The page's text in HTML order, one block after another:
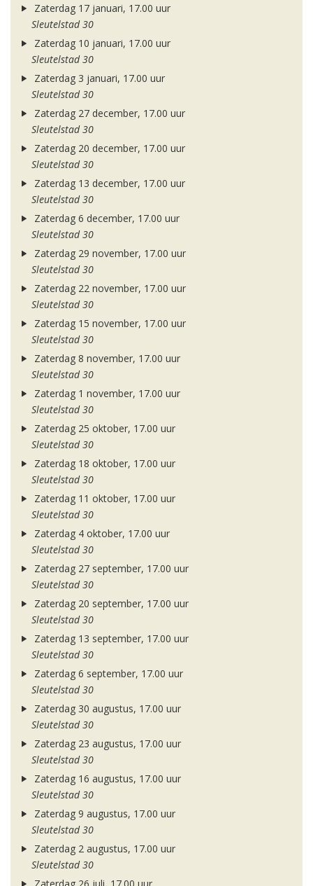
Zaterdag 17 januari, 17.00 uur
Sleutelstad 30
Zaterdag 10 januari, 17.00 uur
Sleutelstad 30
Zaterdag 3 januari, 17.00 uur
Sleutelstad 30
Zaterdag 27 december, 17.00 uur
Sleutelstad 30
Zaterdag 20 december, 17.00 uur
Sleutelstad 30
Zaterdag 13 december, 17.00 uur
Sleutelstad 30
Zaterdag 6 december, 17.00 uur
Sleutelstad 30
Zaterdag 29 november, 17.00 uur
Sleutelstad 30
Zaterdag 22 november, 17.00 uur
Sleutelstad 30
Zaterdag 15 november, 17.00 uur
Sleutelstad 30
Zaterdag 8 november, 17.00 uur
Sleutelstad 30
Zaterdag 1 november, 17.00 uur
Sleutelstad 30
Zaterdag 25 oktober, 17.00 uur
Sleutelstad 30
Zaterdag 18 oktober, 17.00 uur
Sleutelstad 30
Zaterdag 11 oktober, 17.00 uur
Sleutelstad 30
Zaterdag 4 oktober, 17.00 uur
Sleutelstad 30
Zaterdag 27 september, 17.00 uur
Sleutelstad 30
Zaterdag 20 september, 17.00 uur
Sleutelstad 30
Zaterdag 13 september, 17.00 uur
Sleutelstad 30
Zaterdag 6 september, 17.00 uur
Sleutelstad 30
Zaterdag 30 augustus, 17.00 uur
Sleutelstad 30
Zaterdag 23 augustus, 17.00 uur
Sleutelstad 30
Zaterdag 16 augustus, 17.00 uur
Sleutelstad 30
Zaterdag 9 augustus, 17.00 uur
Sleutelstad 30
Zaterdag 2 augustus, 17.00 uur
Sleutelstad 30